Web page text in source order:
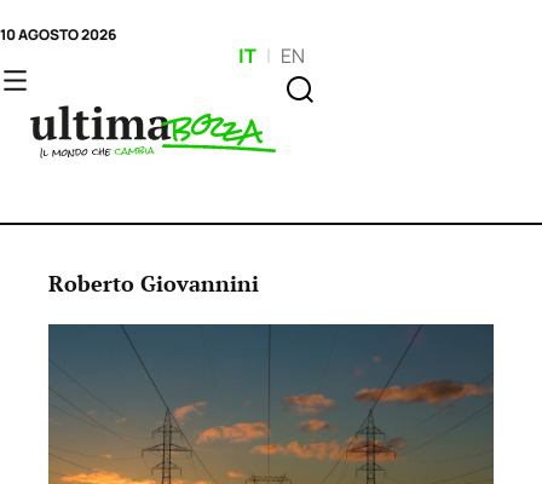
10 AGOSTO 2026
IT | EN
Roberto Giovannini